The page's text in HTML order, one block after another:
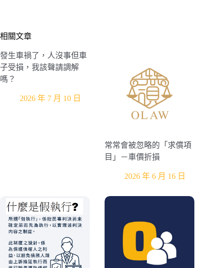
相關文章
發生車禍了，人沒事但車
子受損，我該聲請調解
嗎？
2026 年 7 月 10 日
常常會被忽略的「求償項
目」－車價折損
2026 年 6 月 16 日